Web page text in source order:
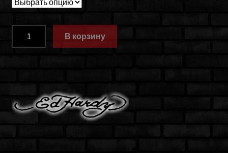
Hardy
12SDX104W
В корзину